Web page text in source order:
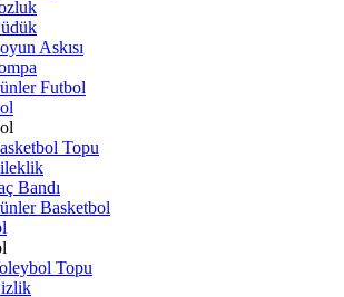
Askısı
Futbol
Topu
Bandı
Basketbol
Topu